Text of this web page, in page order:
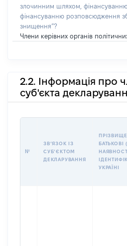
злочинним шляхом,
фінансуванню розповсюдження
знищення”?
Члени керівних органів
2.2. Інформація про
суб'єкта
№
ЗВʼЯЗОК ІЗ
СУБʼЄКТОМ
ДЕКЛАРУВАННЯ
БАТЬКОВІ
УКРАЇНІ